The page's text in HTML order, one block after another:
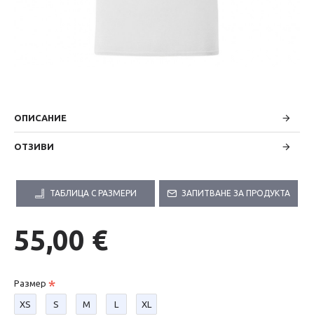
ОПИСАНИЕ
ОТЗИВИ
ТАБЛИЦА С РАЗМЕРИ ЗАПИТВАНЕ ЗА ПРОДУКТА
55,00 €
Размер
XS S М L XL